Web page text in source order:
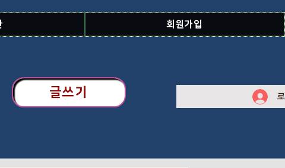
회원가입
글쓰기